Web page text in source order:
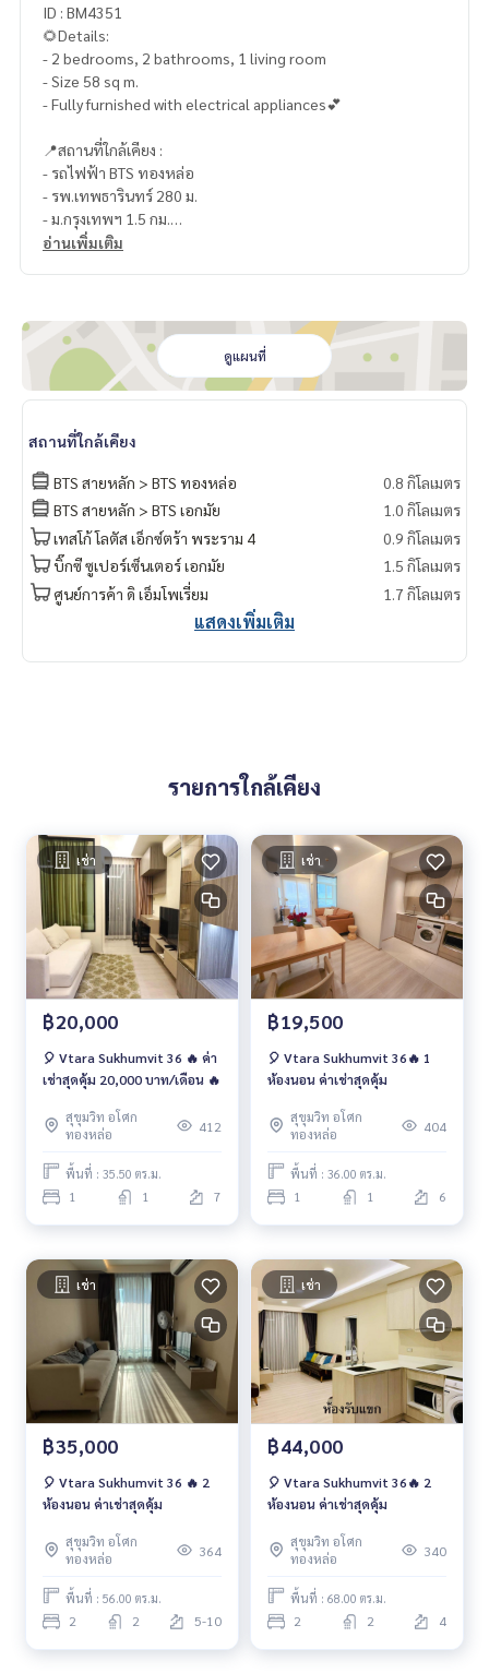
ID : BM4351
🌻Details:
- 2 bedrooms, 2 bathrooms, 1 living room
- Size 58 sq m.
- Fully furnished with electrical appliances💕
📍สถานที่ใกล้เคียง :
- รถไฟฟ้า BTS ทองหล่อ
- รพ.เทพธารินทร์ 280 ม.
- ม.กรุงเทพฯ 1.5 กม.
- K Village 1.9 กม.
- Max Value 2.4 กม.
- Park Lane เอกมัย 2.5 กม.
- EmQuatier 3 กม.
- Gateway เอกมัย 3.1 กม.
🥰 Contact
Line : @therealproperty
https://lin.ee/SgMus7j
Wechat : TheRealP
WhatsApp :+66 82 269 6289
โทร092-628-9945Baimint
Call
082-269-6289 Mo for EN/TH
#VtaraSukhumvit36 #วีธาราสุขุมวิท36 #Vtara36 #วีธารา36 #
อ่านเพิ่มเติม
ดูแผนที่
สถานที่ใกล้เคียง
BTS สายหลัก > BTS ทองหล่อ
0.8 กิโลเมตร
BTS สายหลัก > BTS เอกมัย
1.0 กิโลเมตร
เทสโก้ โลตัส เอ็กซ์ตร้า พระราม 4
0.9 กิโลเมตร
บิ๊กซี ซูเปอร์เซ็นเตอร์ เอกมัย
1.5 กิโลเมตร
ศูนย์การค้า ดิ เอ็มโพเรี่ยม
1.7 กิโลเมตร
แสดงเพิ่มเติม
รายการใกล้เคียง
เช่า
฿20,000
🎈 Vtara Sukhumvit 36 🔥 ค่า
เช่าสุดคุ้ม 20,000 บาท/เดือน 🔥
สุขุมวิท อโศก
ทองหล่อ
412
พื้นที่ : 35.50 ตร.ม.
1 1 7
เช่า
฿19,500
🎈 Vtara Sukhumvit 36🔥 1
ห้องนอน ค่าเช่าสุดคุ้ม
สุขุมวิท อโศก
ทองหล่อ
404
พื้นที่ : 36.00 ตร.ม.
1 1 6
เช่า
฿35,000
🎈 Vtara Sukhumvit 36 🔥 2
ห้องนอน ค่าเช่าสุดคุ้ม
สุขุมวิท อโศก
ทองหล่อ
364
พื้นที่ : 56.00 ตร.ม.
2 2 5-10
เช่า
฿44,000
🎈 Vtara Sukhumvit 36🔥 2
ห้องนอน ค่าเช่าสุดคุ้ม
สุขุมวิท อโศก
ทองหล่อ
340
พื้นที่ : 68.00 ตร.ม.
2 2 4